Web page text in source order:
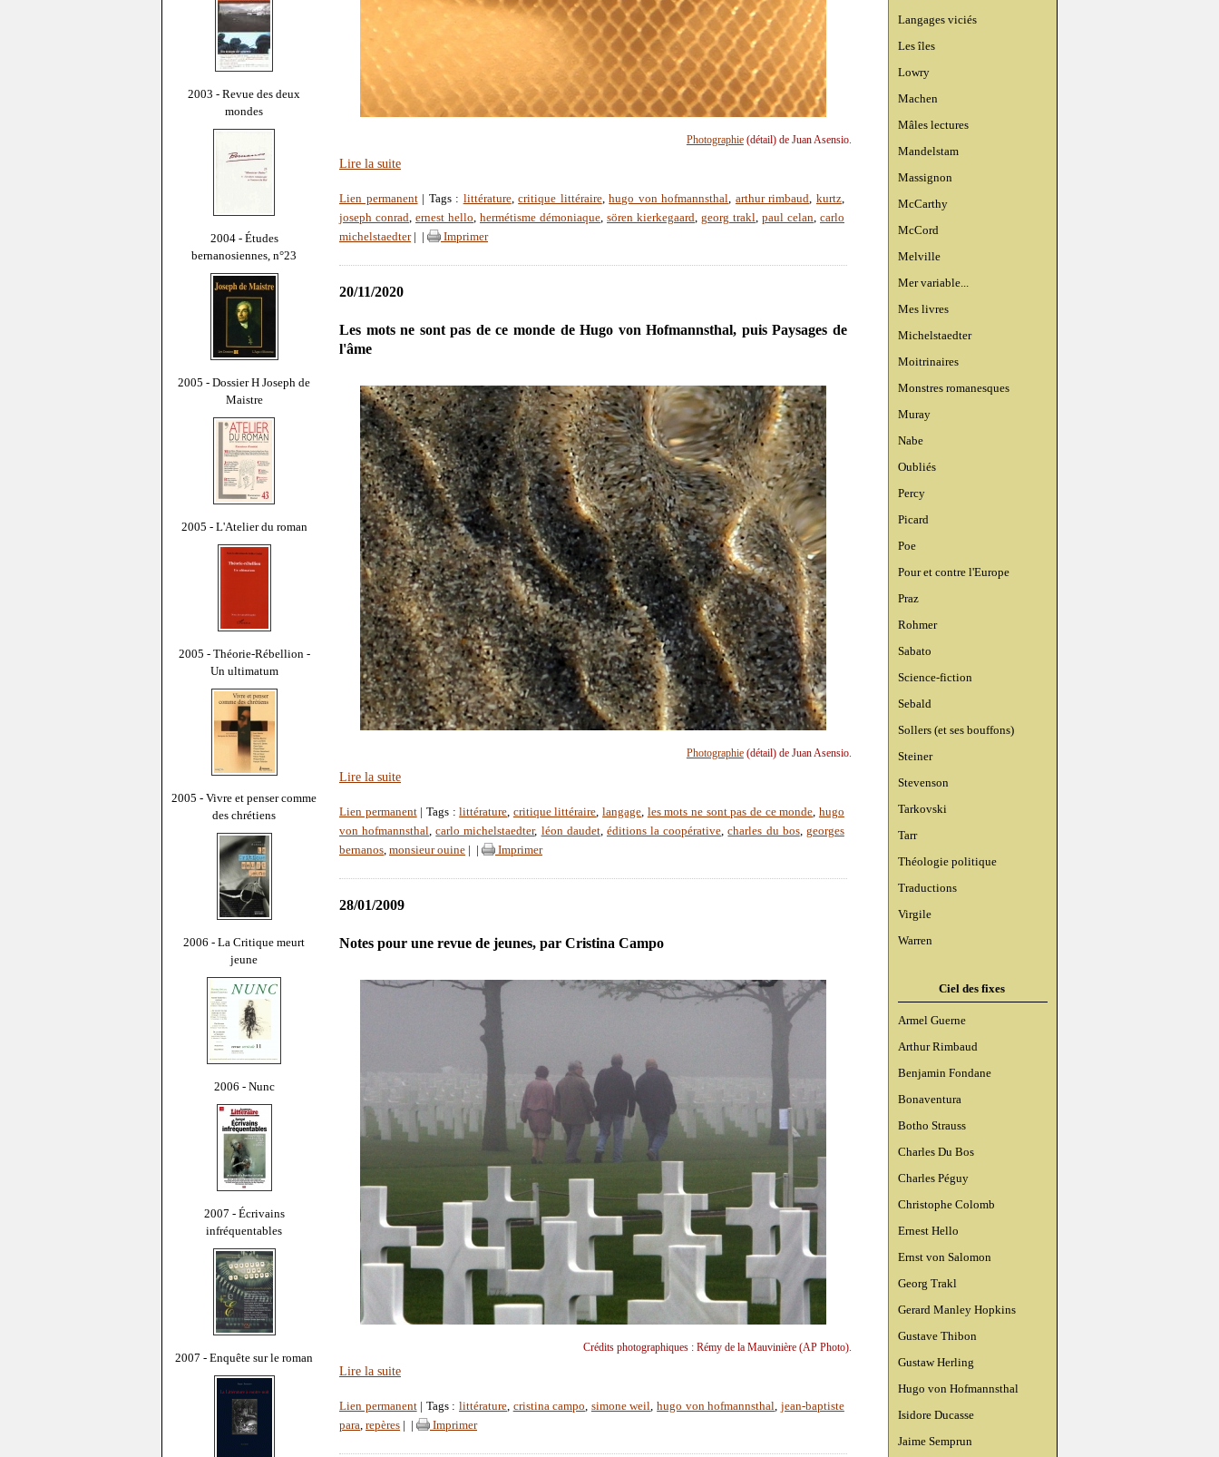
2003 - Revue des deux
mondes
2004 - Études
bernanosiennes, n°23
2005 - Dossier H Joseph de
Maistre
2005 - L'Atelier du roman
2005 - Théorie-Rébellion -
Un ultimatum
2005 - Vivre et penser comme
des chrétiens
2006 - La Critique meurt
jeune
2006 - Nunc
2007 - Écrivains
infréquentables
2007 - Enquête sur le roman
Langages viciés
Les îles
Lowry
Machen
Mâles lectures
Mandelstam
Massignon
McCarthy
McCord
Melville
Mer variable...
Mes livres
Michelstaedter
Moitrinaires
Monstres romanesques
Muray
Nabe
Oubliés
Percy
Picard
Poe
Pour et contre l'Europe
Praz
Rohmer
Sabato
Science-fiction
Sebald
Sollers (et ses bouffons)
Steiner
Stevenson
Tarkovski
Tarr
Théologie politique
Traductions
Virgile
Warren
Ciel des fixes
Armel Guerne
Arthur Rimbaud
Benjamin Fondane
Bonaventura
Botho Strauss
Charles Du Bos
Charles Péguy
Christophe Colomb
Ernest Hello
Ernst von Salomon
Georg Trakl
Gerard Manley Hopkins
Gustave Thibon
Gustaw Herling
Hugo von Hofmannsthal
Isidore Ducasse
Jaime Semprun
Photographie(détail) de Juan Asensio.
Lire la suite
Lien permanent| Tags : littérature,critique littéraire,hugo von hofmannsthal, arthur rimbaud, kurtz,
joseph conrad, ernest hello, hermétisme démoniaque, sören kierkegaard, georg trakl, paul celan, carlo
michelstaedter| Imprimer
20/11/2020
Les mots ne sont pas de ce monde de Hugo von Hofmannsthal, puis Paysages de
l'âme
Photographie(détail) de Juan Asensio.
Lire la suite
Lien permanent| Tags :littérature, critique littéraire,langage, les mots ne sont pas de ce monde, hugo
von hofmannsthal,carlo michelstaedter, léon daudet, éditions la coopérative,charles du bos, georges
bernanos, monsieur ouine Imprimer
28/01/2009
Notes pour une revue de jeunes, par Cristina Campo
Crédits photographiques : Rémy de la Mauvinière (AP Photo).
Lire la suite
Lien permanent| Tags :littérature, cristina campo, simone weil,hugo von hofmannsthal, jean-baptiste
para, repères Imprimer